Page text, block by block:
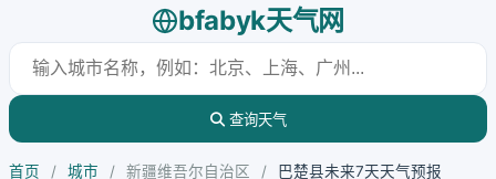
bfabyk天气网
查询天气
首页 / 城市 / 新疆维吾尔自治区 / 巴楚县未来7天天气预报